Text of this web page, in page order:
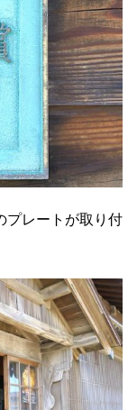
プレートが取り付